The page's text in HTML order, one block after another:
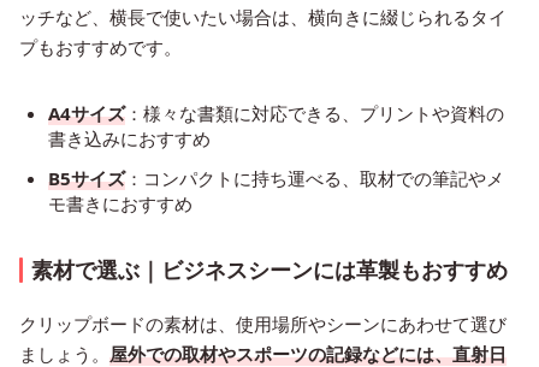
ッチなど、横長で使いたい場合は、横向きに綴じられるタイ
プもおすすめです。
A4サイズ：様々な書類に対応できる、プリントや資料の
書き込みにおすすめ
B5サイズ：コンパクトに持ち運べる、取材での筆記やメ
モ書きにおすすめ
素材で選ぶ｜ビジネスシーンには革製もおすすめ
クリップボードの素材は、使用場所やシーンにあわせて選び
ましょう。 屋外での取材やスポーツの記録などには、直射日